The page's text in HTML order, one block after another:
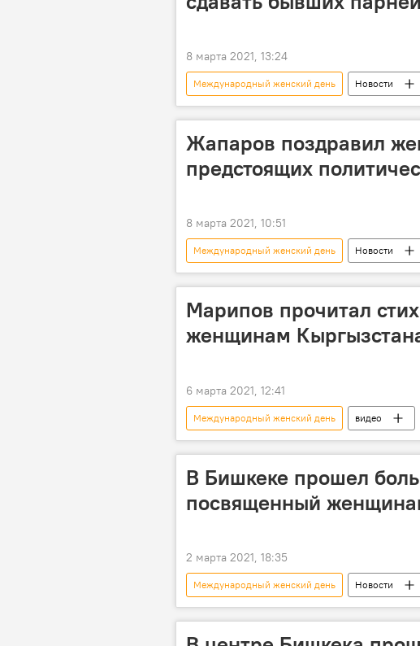
8 марта 2021, 13:24
Международный женский день Новости
армия
девушка видео
Жапаров поздравил
предстоящих
8 марта 2021, 10:51
Международный женский день Новости
Садыр Жапаров
праздник
Марипов прочитал
женщинам
6 марта 2021, 12:41
Международный женский день видео
Кыргызстан
женщины
В Бишкеке прошел
посвященный
2 марта 2021, 18:35
Международный женский день Новости
концерт
Бишкек филармония